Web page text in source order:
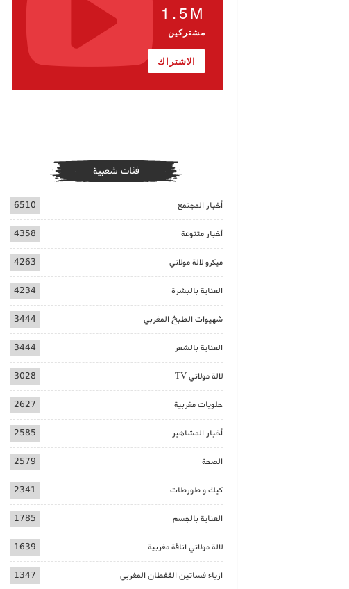
1.5M
مشتركين
الاشتراك
فئات شعبية
أخبار المجتمع 6510
أخبار متنوعة 4358
ميكرو لالة مولاتي 4263
العناية بالبشرة 4234
شهيوات الطبخ المغربي 3444
العناية بالشعر 3444
لالة مولاتي TV 3028
حلويات مغربية 2627
أخبار المشاهير 2585
الصحة 2579
كيك و طورطات 2341
العناية بالجسم 1785
لالة مولاتي اناقة مغربية 1639
ازياء فساتين القفطان المغربي 1347